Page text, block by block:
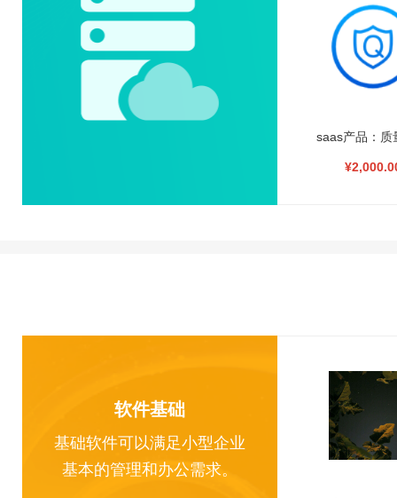
saas产品：质
软件基础
基础软件可以满足小型企业
基本的管理和办公需求。